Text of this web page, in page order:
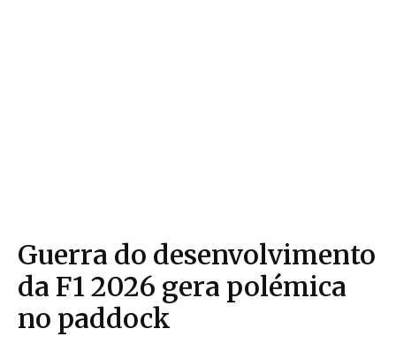
Guerra do desenvolvimento
da F1 2026 gera polémica
no paddock